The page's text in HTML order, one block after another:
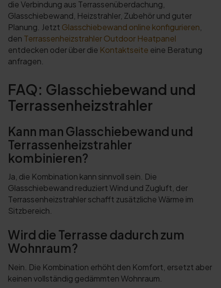
die Verbindung aus Terrassenüberdachung,
Glasschiebewand, Heizstrahler, Zubehör und guter
Planung. Jetzt Glasschiebewand online konfigurieren
den Terrassenheizstrahler Outdoor Heatpanel
entdecken oder über die Kontaktseite eine Beratung
anfragen.
FAQ: Glasschiebewand und
Terrassenheizstrahler
Kann man Glasschiebewand und
Terrassenheizstrahler
kombinieren?
Ja, die Kombination kann sinnvoll sein. Die
Glasschiebewand reduziert Wind und Zugluft, der
Terrassenheizstrahler schafft zusätzliche Wärme im
Sitzbereich.
Wird die Terrasse dadurch zum
Wohnraum?
Nein. Die Kombination erhöht den Komfort, ersetzt aber
keinen vollständig gedämmten Wohnraum.